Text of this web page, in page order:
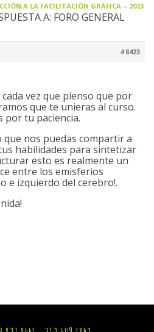
A LA FACILITACIÓN GRÁFICA – 2023
A: FORO GENERAL
#8423
vez que pienso que por
que te unieras al curso.
por tu paciencia.
que nos puedas compartir a
habilidades para sintetizar
esto es realmente un
entre los emisferios
e izquierdo del cerebro!.